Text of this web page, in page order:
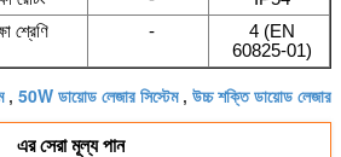
শ্রেণি
-
4 (EN
60825-01)
, 50W ডায়োড লেজার সিস্টেম, উচ্চ শক্তি ডায়োড লেজার
এর সেরা মূল্য পান